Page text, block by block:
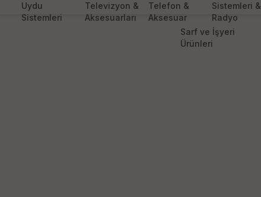
Uydu
Sistemleri
Televizyon &
Aksesuarları
Telefon &
Aksesuar
Sistemleri &
Radyo
Sarf ve İşyeri
Ürünleri